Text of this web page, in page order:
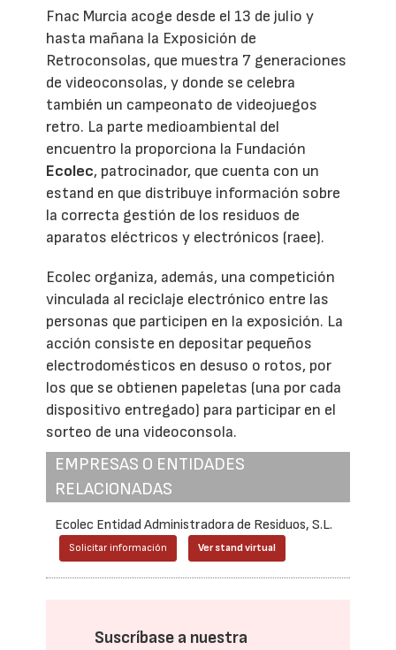
Fnac Murcia acoge desde el 13 de julio y
hasta mañana la Exposición de
Retroconsolas, que muestra 7 generaciones
de videoconsolas, y donde se celebra
también un campeonato de videojuegos
retro. La parte medioambiental del
encuentro la proporciona la Fundación
Ecolec, patrocinador, que cuenta con un
estand en que distribuye información sobre
la correcta gestión de los residuos de
aparatos eléctricos y electrónicos (raee).
Ecolec organiza, además, una competición
vinculada al reciclaje electrónico entre las
personas que participen en la exposición. La
acción consiste en depositar pequeños
electrodomésticos en desuso o rotos, por
los que se obtienen papeletas (una por cada
dispositivo entregado) para participar en el
sorteo de una videoconsola.
EMPRESAS O ENTIDADES
RELACIONADAS
Ecolec Entidad Administradora de Residuos, S.L.
Solicitar información Ver stand virtual
Suscríbase a nuestra